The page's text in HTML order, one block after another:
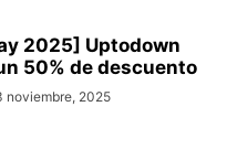
2025] Uptodown
50% de descuento
noviembre, 2025